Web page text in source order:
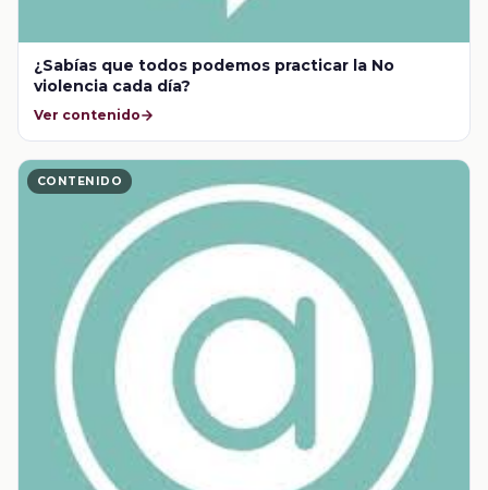
¿Sabías que todos podemos practicar la No
violencia cada día?
Ver contenido
CONTENIDO